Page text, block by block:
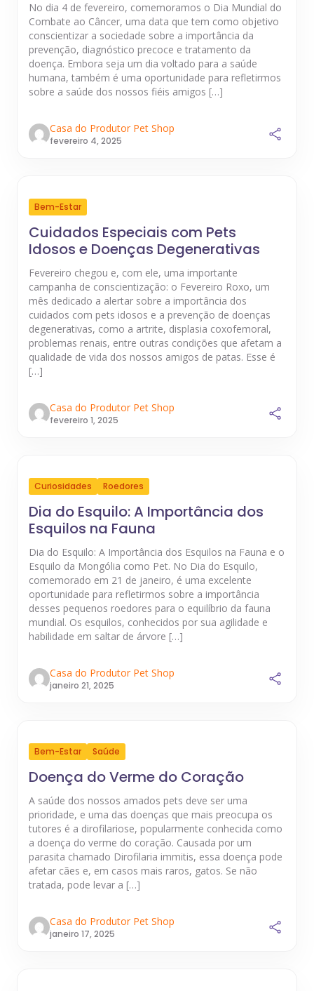
No dia 4 de fevereiro, comemoramos o Dia Mundial do
Combate ao Câncer, uma data que tem como objetivo
conscientizar a sociedade sobre a importância da
prevenção, diagnóstico precoce e tratamento da
doença. Embora seja um dia voltado para a saúde
humana, também é uma oportunidade para refletirmos
sobre a saúde dos nossos fiéis amigos […]
Casa do Produtor Pet Shop
fevereiro 4, 2025
Bem-Estar
Cuidados Especiais com Pets
Idosos e Doenças Degenerativas
Fevereiro chegou e, com ele, uma importante
campanha de conscientização: o Fevereiro Roxo, um
mês dedicado a alertar sobre a importância dos
cuidados com pets idosos e a prevenção de doenças
degenerativas, como a artrite, displasia coxofemoral,
problemas renais, entre outras condições que afetam a
qualidade de vida dos nossos amigos de patas. Esse é
[…]
Casa do Produtor Pet Shop
fevereiro 1, 2025
Curiosidades Roedores
Dia do Esquilo: A Importância dos
Esquilos na Fauna
Dia do Esquilo: A Importância dos Esquilos na Fauna e o
Esquilo da Mongólia como Pet. No Dia do Esquilo,
comemorado em 21 de janeiro, é uma excelente
oportunidade para refletirmos sobre a importância
desses pequenos roedores para o equilíbrio da fauna
mundial. Os esquilos, conhecidos por sua agilidade e
habilidade em saltar de árvore […]
Casa do Produtor Pet Shop
janeiro 21, 2025
Bem-Estar Saúde
Doença do Verme do Coração
A saúde dos nossos amados pets deve ser uma
prioridade, e uma das doenças que mais preocupa os
tutores é a dirofilariose, popularmente conhecida como
a doença do verme do coração. Causada por um
parasita chamado Dirofilaria immitis, essa doença pode
afetar cães e, em casos mais raros, gatos. Se não
tratada, pode levar a […]
Casa do Produtor Pet Shop
janeiro 17, 2025